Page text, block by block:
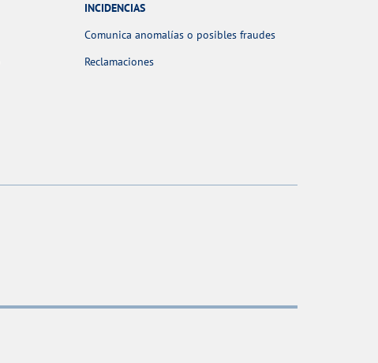
INCIDENCIAS
Comunica anomalías o posibles fraudes
Reclamaciones